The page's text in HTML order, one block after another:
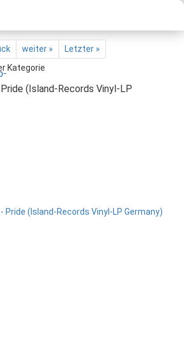
weiter »
Letzter »
Kategorie
(Island-Records Vinyl-LP